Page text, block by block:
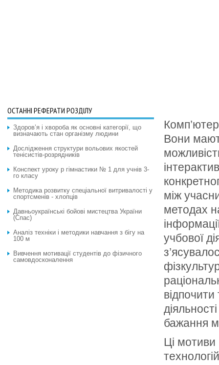
Вони
між
методах
учбової
бажання
Ці
ОСТАННІ РЕФЕРАТИ РОЗДІЛУ
Здоров’я і хвороба як основні категорії, що
визначають стан організму людини
Дослідження структури вольових якостей
тенісистів-розрядників
Конспект уроку p гімнастики № 1 для учнів 3-
го класу
Методика розвитку спеціальної витривалості у
спортсменів - хлопців
Давньоукраїнські бойові мистецтва України
(Спас)
Аналіз техніки і методики навчання з бігу на
100 м
Вивчення мотивації студентів до фізичного
самовдосконалення